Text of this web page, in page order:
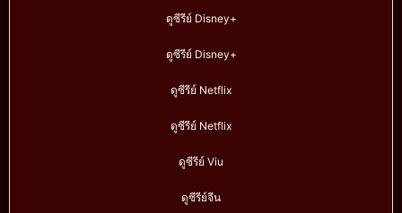
ดูซีรีย์ Disney+
ดูซีรีย์ Disney+
ดูซีรีย์ Netflix
ดูซีรีย์ Netflix
ดูซีรีย์ Viu
ดูซีรีย์จีน